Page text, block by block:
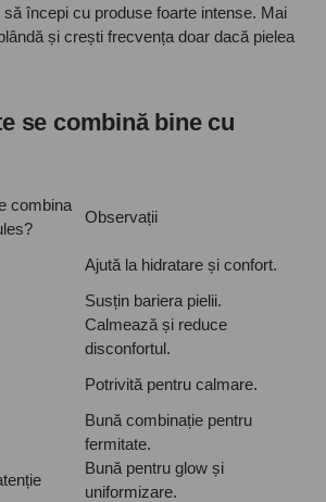
începi cu produse foarte intense. Mai
și crești frecvența doar dacă pielea
se combină bine cu
combina
Observații
Ajută la hidratare și confort.
Susțin bariera pielii.
Calmează și reduce
disconfortul.
Potrivită pentru calmare.
Bună combinație pentru
fermitate.
Bună pentru glow și
uniformizare.